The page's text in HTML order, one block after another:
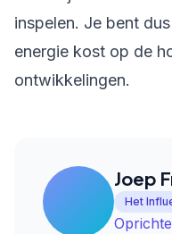
inspelen. Je bent
energie kost op de
ontwikkelingen.
Joep
Het